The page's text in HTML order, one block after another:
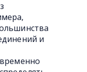
и